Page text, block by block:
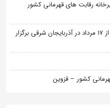
رقابت های قهرمانی کشور
اردوی تیم ملی کشتی ساحلی نوجوانان از 17 مرداد در آذربایجان شرقی برگزار
کشور – قزوین